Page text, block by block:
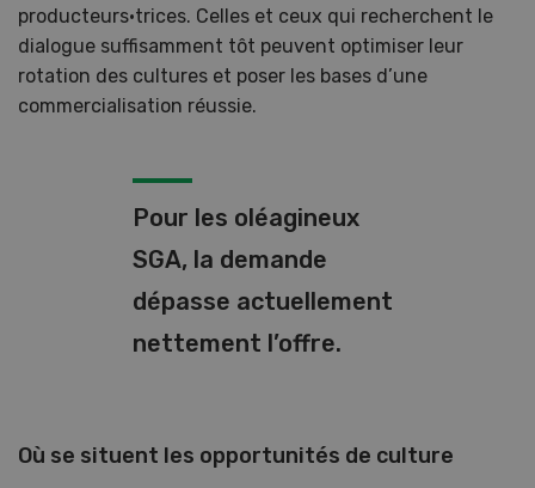
producteurs·trices. Celles et ceux qui recherchent le
dialogue suffisamment tôt peuvent optimiser leur
rotation des cultures et poser les bases d’une
commercialisation réussie.
Pour les oléagineux
SGA, la demande
dépasse actuellement
nettement l’offre.
Où se situent les opportunités de culture